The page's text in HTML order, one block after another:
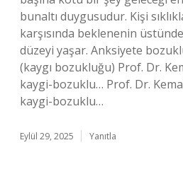
bunaltı duygusudur. Kişi
karşısında beklenenin
düzeyi yaşar. Anksiyete
(kaygı bozukluğu) Prof. Dr.
kaygi-bozuklu… Prof. Dr.
kaygi-bozuklu…
Eylül 29, 2025 Yanıtla